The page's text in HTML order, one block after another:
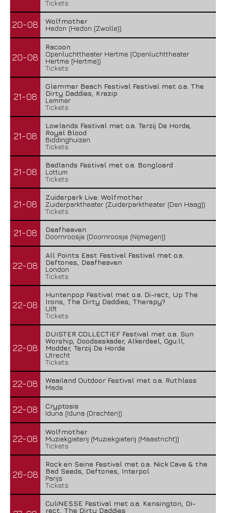
Green Carnation – A Dark Poem II: Sanguis
20 juli 2026
Tickets
20-08
Wolfmother
Hedon (Hedon (Zwolle))
20-08
Racoon
Openluchttheater Hertme (Openluchttheater
Hertme (Hertme))
Tickets
21-08
Glemmer Beach Festival Festival met o.a. The
Dirty Daddies, Krezip
Lemmer
Tickets
21-08
Lowlands Festival met o.a. Terzij De Horde,
Royal Blood
Biddinghuizen
Tickets
21-08
Badlands Festival met o.a. Bongloard
Lottum
Tickets
21-08
Zuiderpark Live: Wolfmother
Zuiderparktheater (Zuiderparktheater (Den Haag))
Tickets
21-08
Deafheaven
Doornroosje (Doornroosje (Nijmegen))
22-08
All Points East Festival Festival met o.a.
Deftones, Deafheaven
London
Tickets
22-08
Huntenpop Festival met o.a. Di-rect, Up The
Irons, The Dirty Daddies, Therapy?
Ulft
Tickets
22-08
DUISTER COLLECTIEF Festival met o.a. Sun
Worship, Doodseskader, Alkerdeel, Ggu:ll,
Modder, Terzij De Horde
Utrecht
Tickets
22-08
Waailand Outdoor Festival met o.a. Ruthless
Made
22-08
Cryptosis
Iduna (Iduna (Drachten))
22-08
Wolfmother
Muziekgieterij (Muziekgieterij (Maastricht))
Tickets
26-08
Rock en Seine Festival met o.a. Nick Cave & the
Bad Seeds, Deftones, Interpol
Parijs
Tickets
CuliNESSE Festival met o.a. Kensington, Di-
rect, The Dirty Daddies